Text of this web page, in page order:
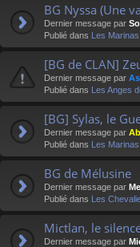
BG Nyssa (Une
Dernier message par
Publié dans Les
[BG de CLAN]
Dernier message par
Publié dans Les Anges
[BG] Sylas, le
Dernier message par
Publié dans Les
BG de Mélusine
Dernier message par
Publié dans Les
Mictlan, le
Dernier message par